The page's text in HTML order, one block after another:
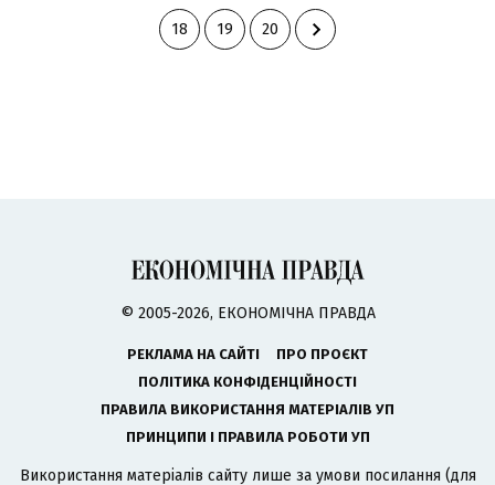
18 19 20
© 2005-2026, ЕКОНОМІЧНА ПРАВДА
РЕКЛАМА НА САЙТІ
ПРО ПРОЄКТ
ПОЛІТИКА КОНФІДЕНЦІЙНОСТІ
ПРАВИЛА ВИКОРИСТАННЯ МАТЕРІАЛІВ УП
ПРИНЦИПИ І ПРАВИЛА РОБОТИ УП
Використання матеріалів сайту лише за умови посилання (для